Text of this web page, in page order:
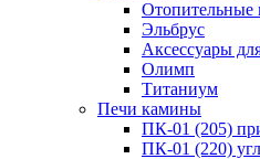
Отопительные
Эльбрус
Аксессуары
Олимп
Титаниум
Печи камины
ПК-01 (205)
ПК-01 (220)